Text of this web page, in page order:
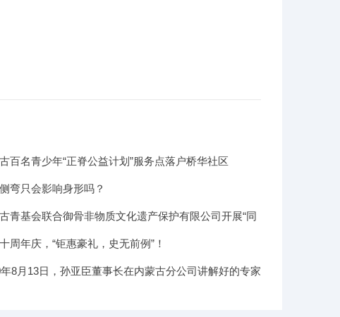
百名青少年“正脊公益计划”服务点落户桥华社区
弯只会影响身形吗？
青基会联合御骨非物质文化遗产保护有限公司开展“同
周年庆，“钜惠豪礼，史无前例”！
8月13日，孙亚臣董事长在内蒙古分公司讲解好的专家